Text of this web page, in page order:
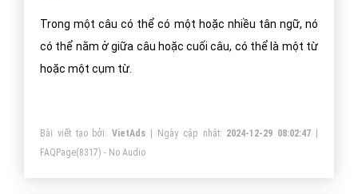
Trong một câu có thể có một hoặc nhiều tân ngữ, nó
có thể nằm ở giữa câu hoặc cuối câu, có thể là một từ
hoặc một cụm từ.
Bài viết tạo bởi:VietAds | Ngày cập nhật: 2024-12-29 08:02:47
FAQPage(8317) - No Audio